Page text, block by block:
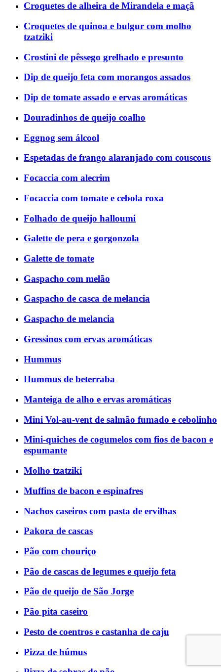
Croquetes de alheira de Mirandela e maçã
Croquetes de quinoa e bulgur com molho
tzatziki
Crostini de pêssego grelhado e presunto
Dip de queijo feta com morangos assados
Dip de tomate assado e ervas aromáticas
Douradinhos de queijo coalho
Eggnog sem álcool
Espetadas de frango alaranjado com couscous
Focaccia com alecrim
Focaccia com tomate e cebola roxa
Folhado de queijo halloumi
Galette de pera e gorgonzola
Galette de tomate
Gaspacho com melão
Gaspacho de casca de melancia
Gaspacho de melancia
Gressinos com ervas aromáticas
Hummus
Hummus de beterraba
Manteiga de alho e ervas aromáticas
Mini Vol-au-vent de salmão fumado e cebolinho
Mini-quiches de cogumelos com fios de bacon e
espumante
Molho tzatziki
Muffins de bacon e espinafres
Nachos caseiros com pasta de ervilhas
Pakora de cascas
Pão com chouriço
Pão de cascas de legumes e queijo feta
Pão de queijo de São Jorge
Pão pita caseiro
Pesto de coentros e castanha de caju
Pizza de húmus